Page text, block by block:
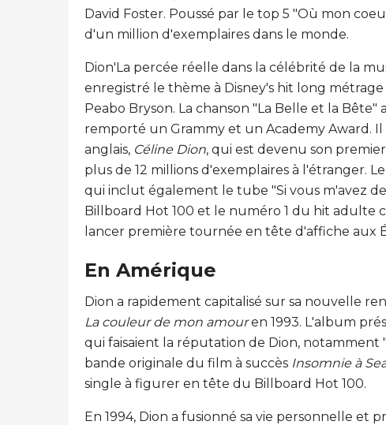
David Foster. Poussé par le top 5 "Où mon
d'un million d'exemplaires dans le monde.
Dion'La percée réelle dans la célébrité de la
enregistré le thème à Disney's hit long
Peabo Bryson. La chanson "La Belle et la
remporté un Grammy et un Academy Award.
anglais, Céline Dion, qui est devenu son
plus de 12 millions d'exemplaires à l'étranger.
qui inclut également le tube "Si vous m'avez
Billboard Hot 100 et le numéro 1 du hit adulte
lancer première tournée en tête d'affiche aux
En Amérique
Dion a rapidement capitalisé sur sa nouvelle
La couleur de mon amouren 1993. L'album
qui faisaient la réputation de Dion, notamment
bande originale du film à succès Insomnie à
single à figurer en tête du Billboard Hot 100.
En 1994, Dion a fusionné sa vie personnelle et